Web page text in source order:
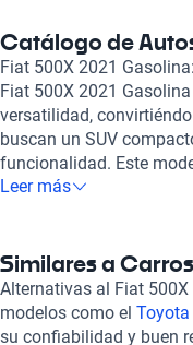
Catálogo de
Fiat 500X 2021
Fiat 500X 2021
versatilidad,
buscan un SUV
funcionalidad. Este
eficiente con un estilo
garantizan que cada
tecnología de
mejora la experiencia
la comodidad de todos
Leer más
Similares a
Alternativas al Fiat
modelos como el
su confiabilidad y buen